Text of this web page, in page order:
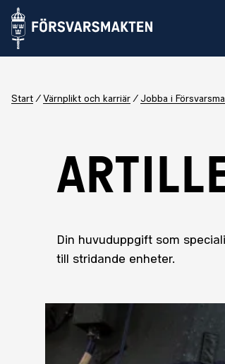
Start Värnplikt och karriär Jobba i
Din huvuduppgift som
till stridande enheter.